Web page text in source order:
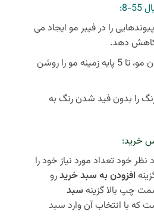
8:
فناوری FIBER BOND پیوندهایی را در فیبر مو ایجاد می
کاهش دهد.
بدون نیاز به روشن کردن مو، تا 5 پایه زمینه مو را روشن
را بدون فید شدن رنگ به
خرید:
خود تعداد مورد نیاز خود را
افزودن به سبد خریدرو
چپ بالا گزینه سبد
که با انتخاب آن وارد سبد